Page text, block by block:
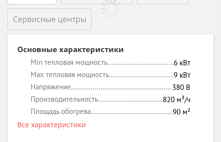
Сервисные центры
Основные характеристики
Min тепловая мощность 6 кВт
Max тепловая мощность
9 кВт
Напряжение
380 В
Производительность
820 м³/ч
Площадь обогрева
90 м²
Все характеристики